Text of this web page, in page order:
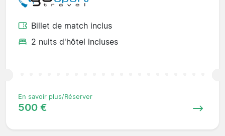
Billet de match inclus
2 nuits d'hôtel incluses
En savoir plus/Réserver
500 €